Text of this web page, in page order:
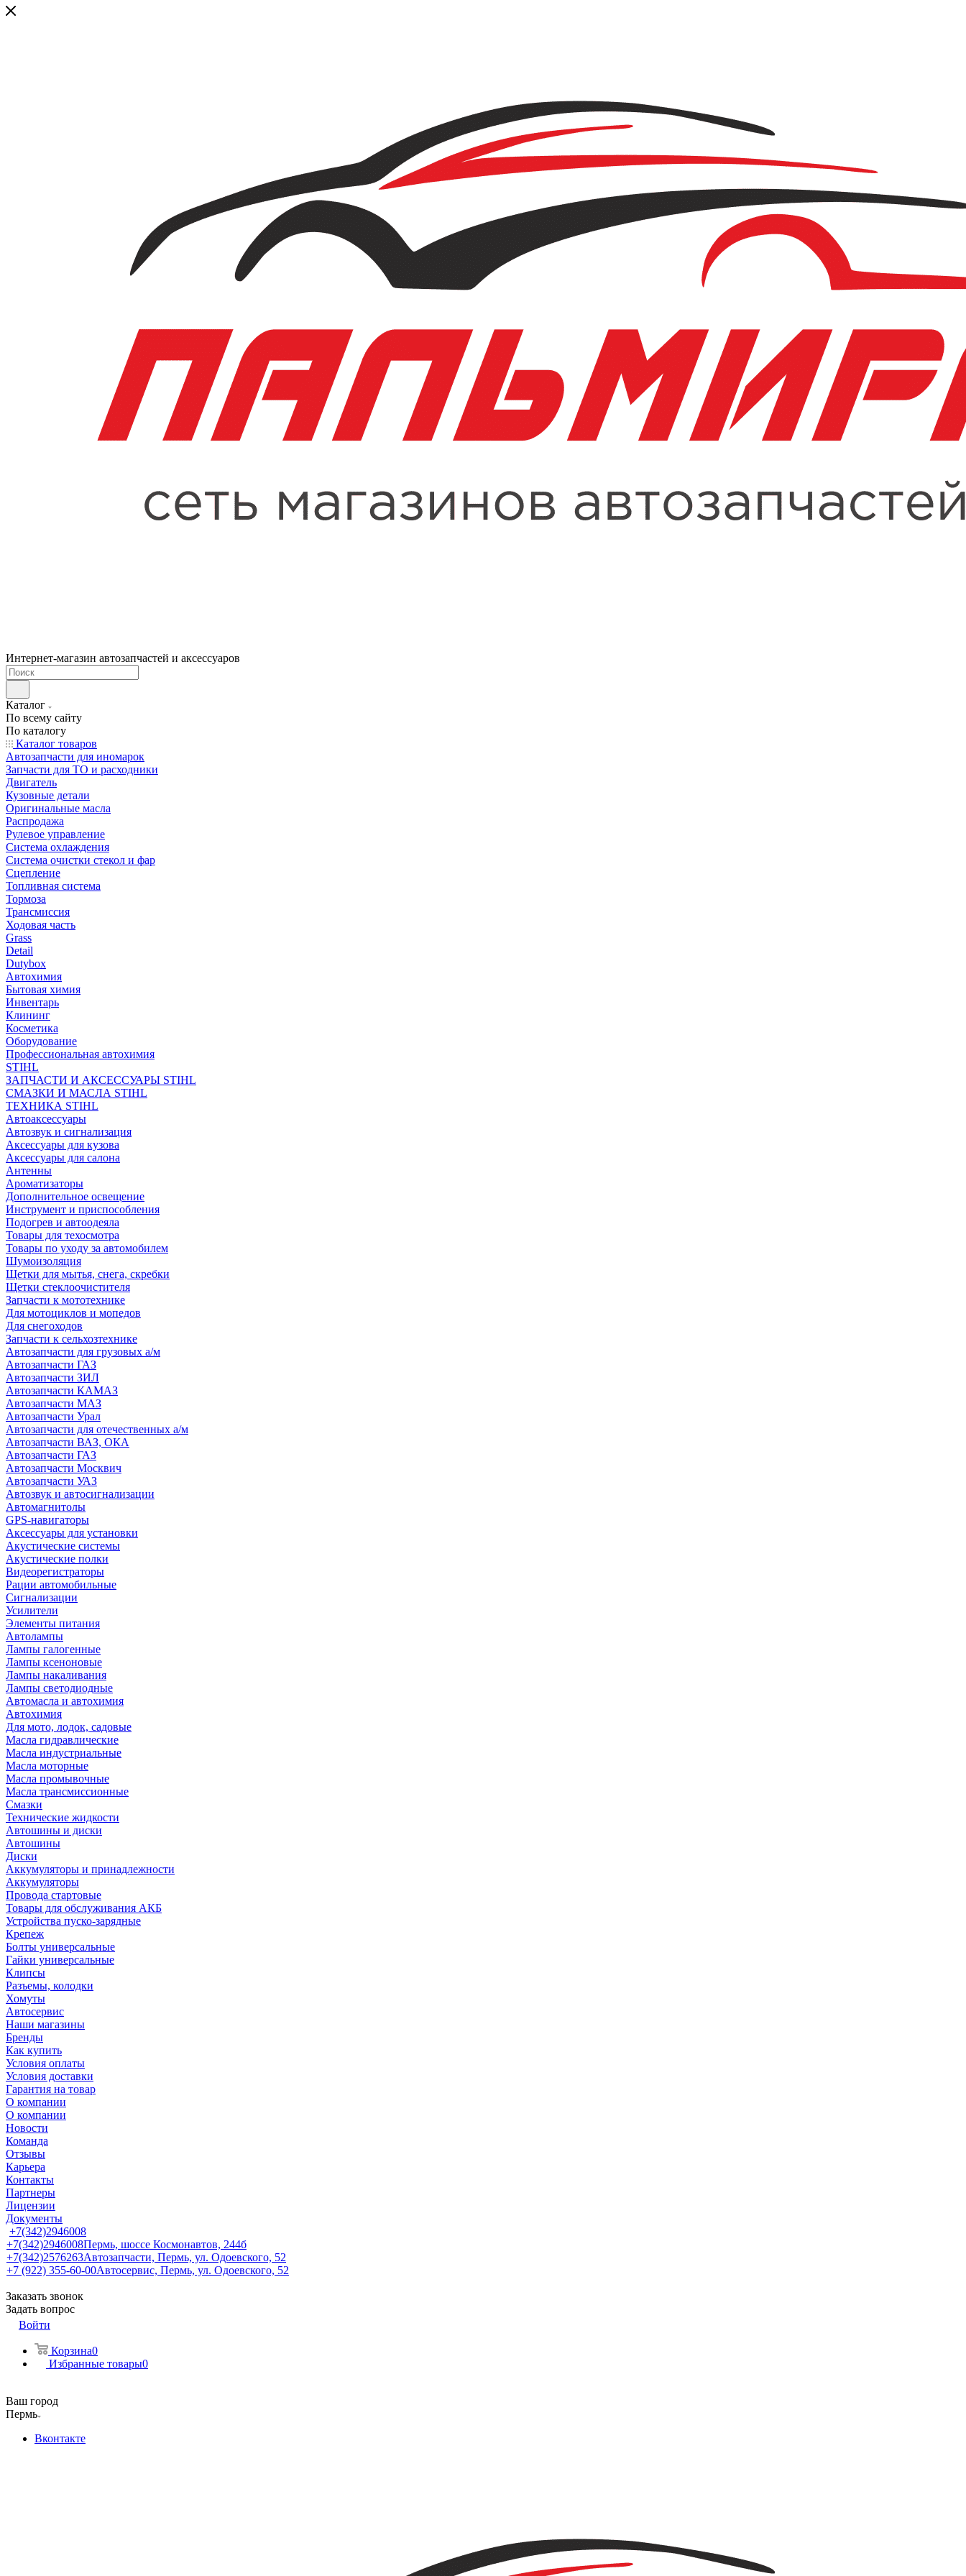
Интернет-магазин автозапчастей и аксессуаров
Каталог
По всему сайту
По каталогу
Каталог товаров
Автозапчасти для иномарок
Запчасти для ТО и расходники
Двигатель
Кузовные детали
Оригинальные масла
Распродажа
Рулевое управление
Система охлаждения
Система очистки стекол и фар
Сцепление
Топливная система
Тормоза
Трансмиссия
Ходовая часть
Grass
Detail
Dutybox
Автохимия
Бытовая химия
Инвентарь
Клининг
Косметика
Оборудование
Профессиональная автохимия
STIHL
ЗАПЧАСТИ И АКСЕССУАРЫ STIHL
СМАЗКИ И МАСЛА STIHL
ТЕХНИКА STIHL
Автоаксессуары
Автозвук и сигнализация
Аксессуары для кузова
Аксессуары для салона
Антенны
Ароматизаторы
Дополнительное освещение
Инструмент и приспособления
Подогрев и автоодеяла
Товары для техосмотра
Товары по уходу за автомобилем
Шумоизоляция
Щетки для мытья, снега, скребки
Щетки стеклоочистителя
Запчасти к мототехнике
Для мотоциклов и мопедов
Для снегоходов
Запчасти к сельхозтехнике
Автозапчасти для грузовых а/м
Автозапчасти ГАЗ
Автозапчасти ЗИЛ
Автозапчасти КАМАЗ
Автозапчасти МАЗ
Автозапчасти Урал
Автозапчасти для отечественных а/м
Автозапчасти ВАЗ, ОКА
Автозапчасти ГАЗ
Автозапчасти Москвич
Автозапчасти УАЗ
Автозвук и автосигнализации
Автомагнитолы
GPS-навигаторы
Аксессуары для установки
Акустические системы
Акустические полки
Видеорегистраторы
Рации автомобильные
Сигнализации
Усилители
Элементы питания
Автолампы
Лампы галогенные
Лампы ксеноновые
Лампы накаливания
Лампы светодиодные
Автомасла и автохимия
Автохимия
Для мото, лодок, садовые
Масла гидравлические
Масла индустриальные
Масла моторные
Масла промывочные
Масла трансмиссионные
Смазки
Технические жидкости
Автошины и диски
Автошины
Диски
Аккумуляторы и принадлежности
Аккумуляторы
Провода стартовые
Товары для обслуживания АКБ
Устройства пуско-зарядные
Крепеж
Болты универсальные
Гайки универсальные
Клипсы
Разъемы, колодки
Хомуты
Автосервис
Наши магазины
Бренды
Как купить
Условия оплаты
Условия доставки
Гарантия на товар
О компании
О компании
Новости
Команда
Отзывы
Карьера
Контакты
Партнеры
Лицензии
Документы
+7(342)2946008
+7(342)2946008Пермь, шоссе Космонавтов, 244б
+7(342)2576263Автозапчасти, Пермь, ул. Одоевского, 52
+7 (922) 355-60-00Автосервис, Пермь, ул. Одоевского, 52
Заказать звонок
Задать вопрос
Войти
Корзина0
Избранные товары0
Ваш город
Пермь
Вконтакте